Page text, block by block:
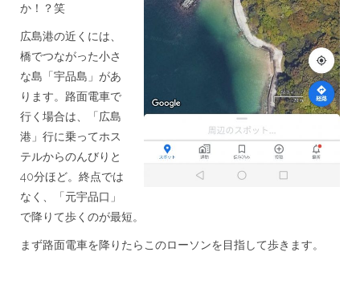
か！？笑
広島港の近くには、
橋でつながった小さ
な島「宇品島」があ
ります。路面電車で
行く場合は、「広島
港」行に乗ってホス
テルからのんびりと
40分ほど。終点では
なく、「元宇品口」
で降りて歩くのが最短。
まず路面電車を降りたらこのローソンを目指して歩きます。